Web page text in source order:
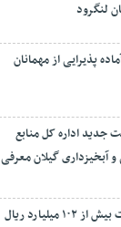
لنگرود
پذیرایی‌ از مهمانان
جدید اداره کل منابع
آبخیزداری گیلان معرفی
پرداخت بیش از ۱۰۲ میلیارد ریال